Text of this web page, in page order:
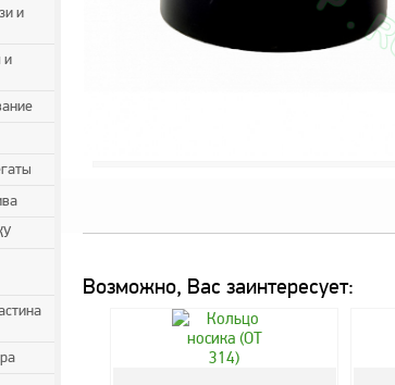
и
и
Возможно, Вас заинтересует: